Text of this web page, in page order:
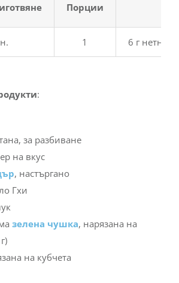
Порции
1 6 г нетни
:
за разбиване
на вкус
, настъргано
Гхи
зелена чушка, нарязана на
на кубчета